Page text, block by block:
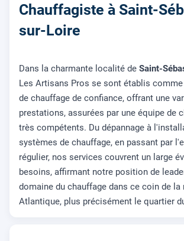
Chauffagiste à Saint-
sur-Loire
Dans la charmante localité de Saint-
Les Artisans Pros se sont établis
de chauffage de confiance, offrant une
prestations, assurées par une équipe de
très compétents. Du dépannage à
systèmes de chauffage, en passant par
régulier, nos services couvrent un large
besoins, affirmant notre position de
domaine du chauffage dans ce coin de la
Atlantique, plus précisément le quartier